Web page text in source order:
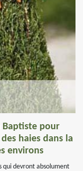
Baptiste pour
haies dans la
environs
qui devront absolument